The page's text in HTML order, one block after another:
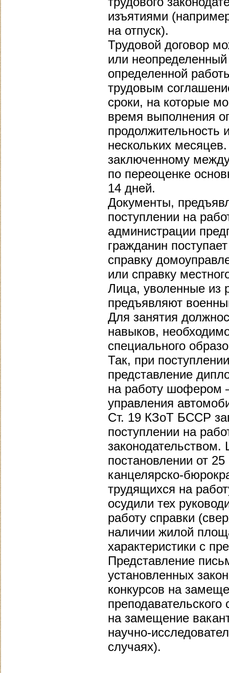
изъятиями
на отпуск).
Трудовой договор
или
определенной
трудовым
сроки, на которые
время выполнения
продолжительность
нескольких
заключенному
по переоценке
14 дней.
Документы,
поступлении на
администрации
гражданин
справку
или справку
Лица, уволенные из
предъявляют
Для занятия
навыков,
специального
Так, при
представление
на работу шофером
управления
Ст. 19 КЗоТ БССР
поступлении на
постановлении от
канцелярско-
трудящихся на
осудили тех
работу справки
наличии жилой
характеристики с
Представление
установленных
конкурсов на
на замещение
научно-
случаях).